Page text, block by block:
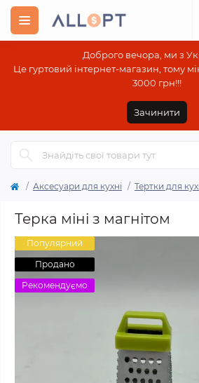
Доброго вечора, ми з
Це гуртовий інтернет-магазин, тому
3000 грн!!!
Зачинити
Аксесуари для кухні Тертки для
Терка міні з магнітом
Популярний
Продано
Рекомендуємо